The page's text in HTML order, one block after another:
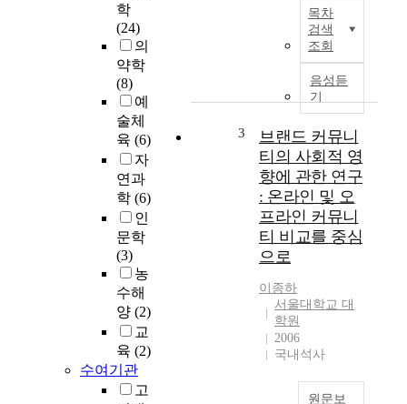
학
(24)
의
약학
(8)
예
술체
육 (6)
자
연과
학 (6)
인
문학
(3)
농
수해
양 (2)
교
육 (2)
수여기관
고
목차
검색
조회
음성듣
기
3
브랜드 커뮤니
티의 사회적 영
향에 관한 연구
: 온라인 및 오
프라인 커뮤니
티 비교를 중심
으로
이종하
서울대학교 대
학원
2006
국내석사
원문보